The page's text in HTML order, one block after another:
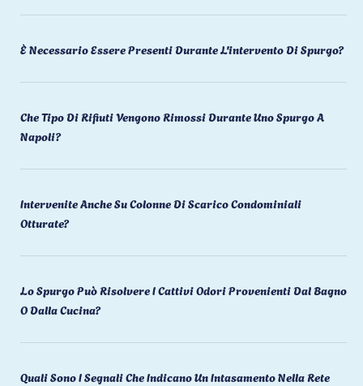
È Necessario Essere Presenti Durante L'intervento Di Spurgo?
Che Tipo Di Rifiuti Vengono Rimossi Durante Uno Spurgo A
Napoli?
Intervenite Anche Su Colonne Di Scarico Condominiali
Otturate?
Lo Spurgo Può Risolvere I Cattivi Odori Provenienti Dal Bagno
O Dalla Cucina?
Quali Sono I Segnali Che Indicano Un Intasamento Nella Rete